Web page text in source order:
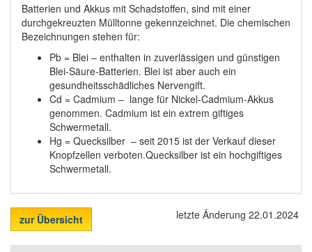
Batterien und Akkus mit Schadstoffen, sind mit einer
durchgekreuzten Mülltonne gekennzeichnet. Die chemischen
Bezeichnungen stehen für:
Pb = Blei – enthalten in zuverlässigen und günstigen
Blei-Säure-Batterien. Blei ist aber auch ein
gesundheitsschädliches Nervengift.
Cd = Cadmium – lange für Nickel-Cadmium-Akkus
genommen. Cadmium ist ein extrem giftiges
Schwermetall.
Hg = Quecksilber – seit 2015 ist der Verkauf dieser
Knopfzellen verboten.Quecksilber ist ein hochgiftiges
Schwermetall.
zur Übersicht letzte Änderung 22.01.2024